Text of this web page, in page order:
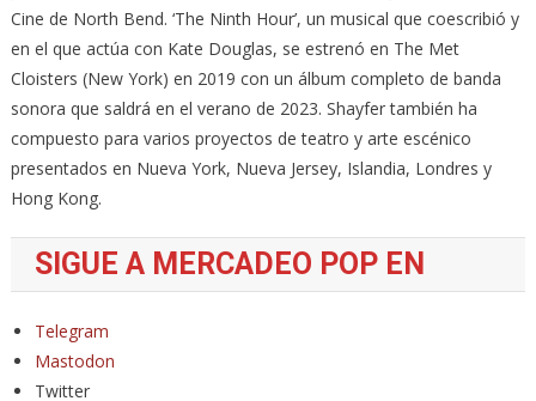
Cine de North Bend. ‘The Ninth Hour’, un musical que coescribió y
en el que actúa con Kate Douglas, se estrenó en The Met
Cloisters (New York) en 2019 con un álbum completo de banda
sonora que saldrá en el verano de 2023. Shayfer también ha
compuesto para varios proyectos de teatro y arte escénico
presentados en Nueva York, Nueva Jersey, Islandia, Londres y
Hong Kong.
SIGUE A MERCADEO POP EN
Telegram
Mastodon
Twitter